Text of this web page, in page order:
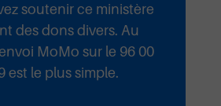
soutenir ce ministère
des dons divers. Au
MoMo sur le 96 00
est le plus simple.
Klunɔ